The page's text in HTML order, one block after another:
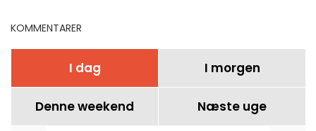
KOMMENTARER
I dag I morgen
Denne weekend Næste uge